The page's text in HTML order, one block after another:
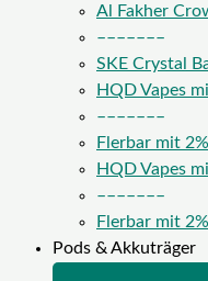
Al Fakher
–––––––
SKE Crystal
HQD Vapes
–––––––
Flerbar mit
HQD Vapes
–––––––
Flerbar mit
Pods & Akkuträger